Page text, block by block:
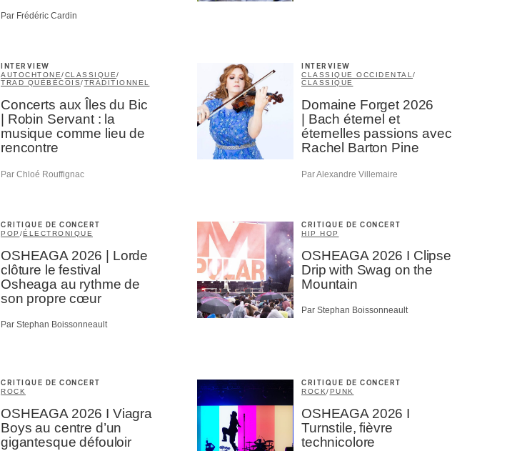
Par Frédéric Cardin
INTERVIEW
AUTOCHTONE/CLASSIQUE/
TRAD QUÉBÉCOIS/TRADITIONNEL
Concerts aux Îles du Bic
| Robin Servant : la
musique comme lieu de
rencontre
Par Chloé Rouffignac
INTERVIEW
CLASSIQUE OCCIDENTAL/
CLASSIQUE
Domaine Forget 2026
| Bach éternel et
éternelles passions avec
Rachel Barton Pine
Par Alexandre Villemaire
CRITIQUE DE CONCERT
POP /ÉLECTRONIQUE
OSHEAGA 2026 | Lorde
clôture le festival
Osheaga au rythme de
son propre cœur
Par Stephan Boissonneault
CRITIQUE DE CONCERT
HIP HOP
OSHEAGA 2026 I Clipse
Drip with Swag on the
Mountain
Par Stephan Boissonneault
CRITIQUE DE CONCERT
ROCK
OSHEAGA 2026 I Viagra
Boys au centre d’un
gigantesque défouloir
CRITIQUE DE CONCERT
ROCK/PUNK
OSHEAGA 2026 I
Turnstile, fièvre
technicolore